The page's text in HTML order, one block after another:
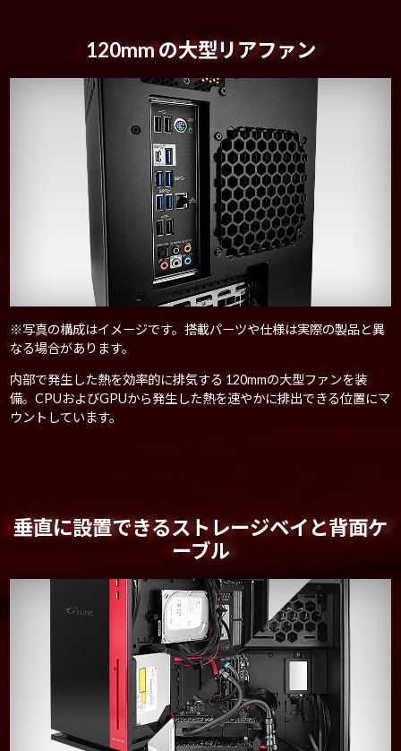
120mm の大型リアファン
※写真の構成はイメージです。搭載パーツや仕様は実際の製品と異
なる場合があります。
内部で発生した熱を効率的に排気する 120mmの大型ファンを装
備。CPUおよびGPUから発生した熱を速やかに排出できる位置にマ
ウントしています。
垂直に設置できるストレージベイと背面ケ
ーブル